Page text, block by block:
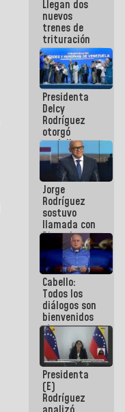
es
embarrarla
Llegan dos
nuevos
trenes de
trituración
para
optimizar
manejo de
escombros
en La Guaira
Presidenta
Delcy
Rodríguez
otorgó
medalla
"Héroe de
Venezuela"
a servidores
públicos
Jorge
Rodríguez
sostuvo
llamada con
Dinorah
Figuera y
acuerdan
primer
encuentro
presencial
para el
diálogo
Cabello:
Todos los
diálogos son
bienvenidos
siempre que
estén en el
marco de la
Constitución
de la
República
Presidenta
(E)
Rodríguez